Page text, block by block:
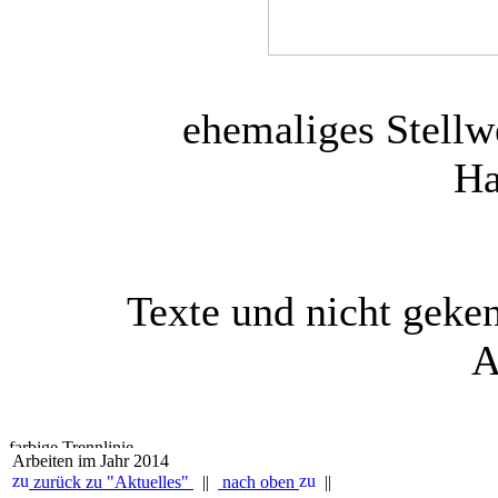
ehemaliges
Texte und nicht
Arbeiten im Jahr 2014
zurück zu "Aktuelles"
|| nach oben ||